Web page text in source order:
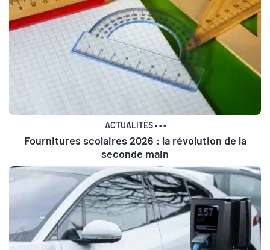
ACTUALITÉS•••
Fournitures scolaires 2026 : la révolution de la
seconde main